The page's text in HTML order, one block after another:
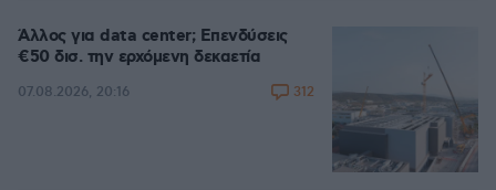
Άλλος για data center; Επενδύσεις
€50 δισ. την ερχόμενη δεκαετία
07.08.2026, 20:16 312